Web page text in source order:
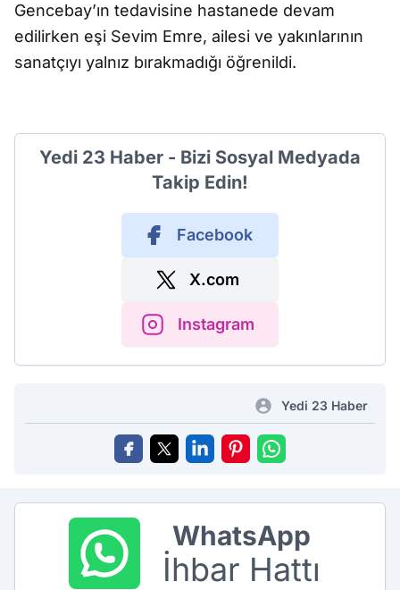
Gencebay’ın tedavisine hastanede devam
edilirken eşi Sevim Emre, ailesi ve yakınlarının
sanatçıyı yalnız bırakmadığı öğrenildi.
Yedi 23 Haber - Bizi Sosyal Medyada
Takip Edin!
Facebook
X.com
Instagram
Yedi 23 Haber
WhatsApp
İhbar Hattı